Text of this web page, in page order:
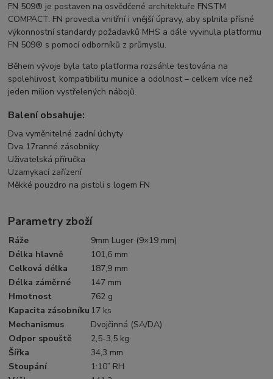
FN 509® je postaven na osvědčené architektuře FNSTM
COMPACT. FN provedla vnitřní i vnější úpravy, aby splnila přísné
výkonnostní standardy požadavků MHS a dále vyvinula platformu
FN 509® s pomocí odborníků z průmyslu.
Během vývoje byla tato platforma rozsáhle testována na
spolehlivost, kompatibilitu munice a odolnost – celkem více než
jeden milion vystřelených nábojů.
Balení obsahuje:
Dva vyměnitelné zadní úchyty
Dva 17ranné zásobníky
Uživatelská příručka
Uzamykací zařízení
Měkké pouzdro na pistoli s logem FN
Parametry zboží
Ráže
9mm Luger (9×19 mm)
Délka hlavně
101,6 mm
Celková délka
187,9 mm
Délka záměrné
147 mm
Hmotnost
762 g
Kapacita zásobníku 17 ks
Mechanismus
Dvojčinná (SA/DA)
Odpor spouště
2,5-3,5 kg
Šířka
34,3 mm
Stoupání
1:10” RH